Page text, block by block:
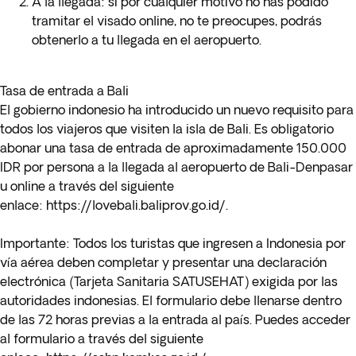
tramitar el visado online, no te preocupes, podrás
obtenerlo a tu llegada en el aeropuerto.
Tasa de entrada a Bali
El gobierno indonesio ha introducido un nuevo requisito para
todos los viajeros que visiten la isla de Bali. Es obligatorio
abonar una tasa de entrada de aproximadamente 150.000
IDR por persona a la llegada al aeropuerto de Bali-Denpasar
u online a través del siguiente
enlace: https://lovebali.baliprov.go.id/.
Importante: Todos los turistas que ingresen a Indonesia por
vía aérea deben completar y presentar una declaración
electrónica (Tarjeta Sanitaria SATUSEHAT) exigida por las
autoridades indonesias. El formulario debe llenarse dentro
de las 72 horas previas a la entrada al país. Puedes acceder
al formulario a través del siguiente